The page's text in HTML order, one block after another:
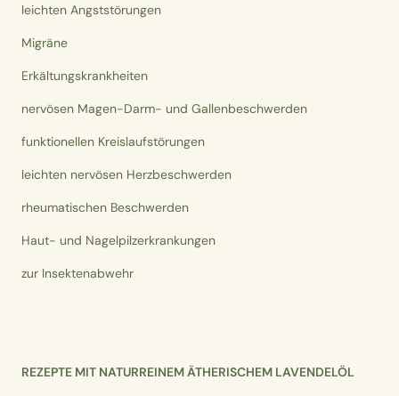
leichten Angststörungen
Migräne
Erkältungskrankheiten
nervösen Magen-Darm- und Gallenbeschwerden
funktionellen Kreislaufstörungen
leichten nervösen Herzbeschwerden
rheumatischen Beschwerden
Haut- und Nagelpilzerkrankungen
zur Insektenabwehr
REZEPTE MIT NATURREINEM ÄTHERISCHEM LAVENDELÖL